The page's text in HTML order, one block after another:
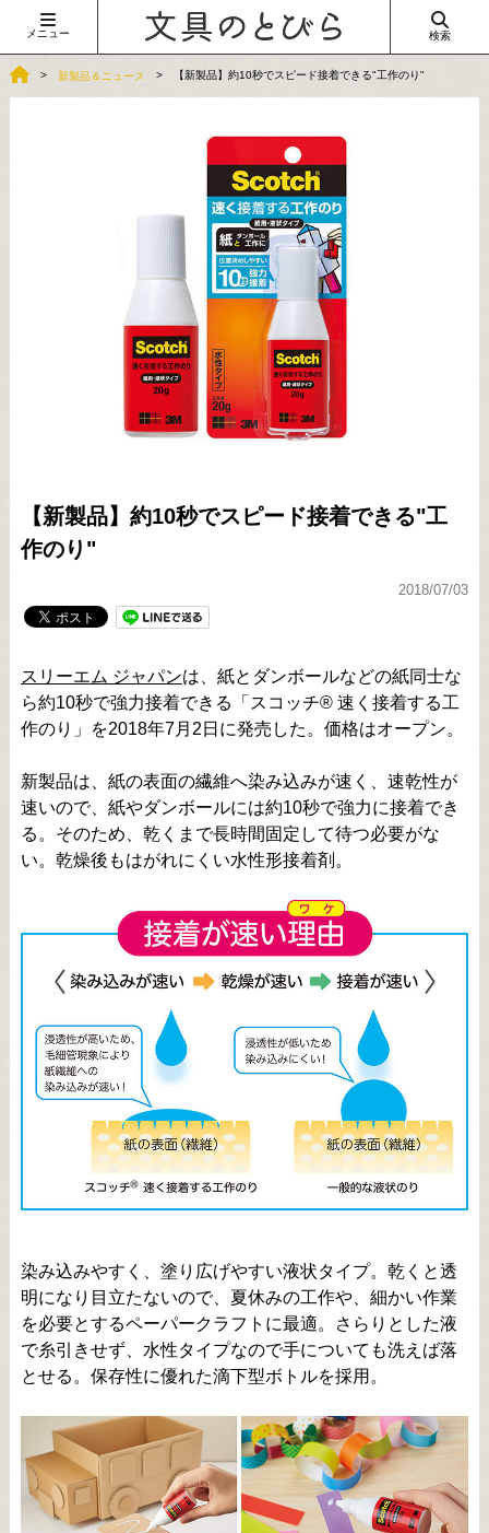
メニュー 検索
新製品＆ニュース 【新製品】約10秒でスピード接着できる"工作のり"
【新製品】約10秒でスピード接着できる"工
作のり"
2018/07/03
スリーエム ジャパンは、紙とダンボールなどの紙同士な
ら約10秒で強力接着できる「スコッチ® 速く接着する工
作のり」を2018年7月2日に発売した。価格はオープン。
新製品は、紙の表面の繊維へ染み込みが速く、速乾性が
速いので、紙やダンボールには約10秒で強力に接着でき
る。そのため、乾くまで長時間固定して待つ必要がな
い。乾燥後もはがれにくい水性形接着剤。
染み込みやすく、塗り広げやすい液状タイプ。乾くと透
明になり目立たないので、夏休みの工作や、細かい作業
を必要とするペーパークラフトに最適。さらりとした液
で糸引きせず、水性タイプなので手についても洗えば落
とせる。保存性に優れた滴下型ボトルを採用。